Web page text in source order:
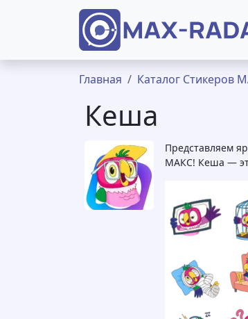
Перейти к основному содержанию
Строка
Главная Каталог Стикеров
Кеша
Представляем
МАКС! Кеша —